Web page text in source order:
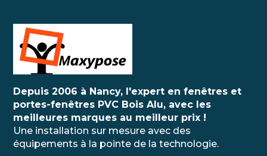
Depuis 2006 à Nancy, l'expert en fenêtres et
portes-fenêtres PVC Bois Alu, avec les
meilleures marques au meilleur prix !
Une installation sur mesure avec des
équipements à la pointe de la technologie.